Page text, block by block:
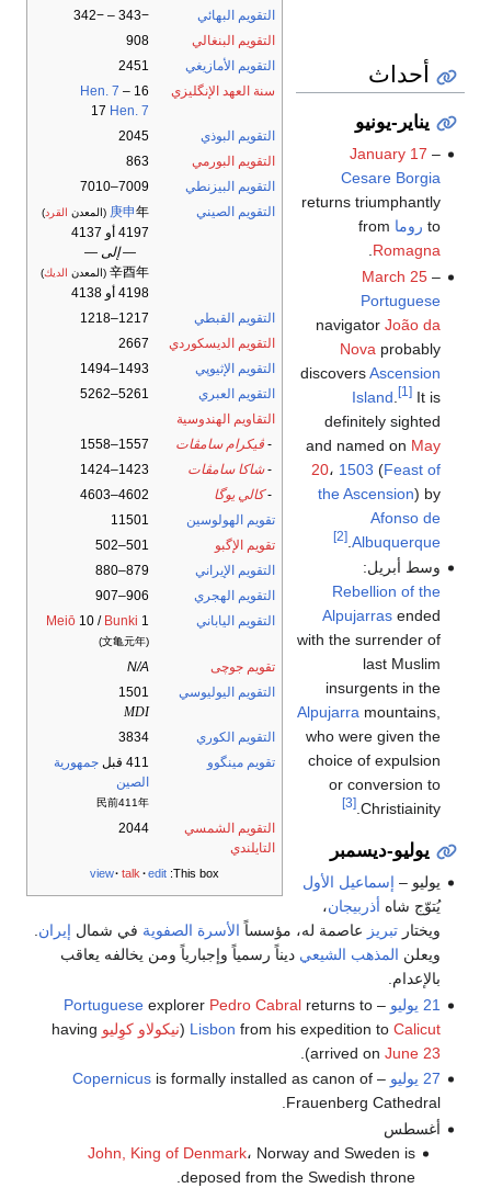
التقويم البهائي
−343 – −342
التقويم البنغالي
908
التقويم الأمازيغي
2451
سنة العهد الإنگليزي
16
Hen. 7 –
17 Hen. 7
التقويم البوذي
2045
التقويم البورمي
863
التقويم البيزنطي
7009–7010
التقويم الصيني
庚申年 (المعدن القرد)
4197 أو 4137
— إلى —
辛酉年 (المعدن الديك)
4198 أو 4138
التقويم القبطي
1217–1218
التقويم الديسكوردي
2667
التقويم الإثيوپي
1493–1494
التقويم العبري
5261–5262
التقاويم الهندوسية
- ڤيكرام سامڤات
1557–1558
-شاكا سامڤات
1423–1424
-كالي يوگا
4602–4603
تقويم الهولوسين
11501
تقويم الإگبو
501–502
التقويم الإيراني
879–880
التقويم الهجري
906–907
التقويم الياباني
Meiō 10 / Bunki 1
(文亀元年)
تقويم جوچى
N/A
التقويم اليوليوسي
1501
MDI
التقويم الكوري
3834
تقويم مينگوو
411 قبل
جمهورية
الصين
民前411年
التقويم الشمسي
التايلندي
2044
This box:
view talk edit
أحداث
يناير-يونيو
January 17 –
Cesare Borgia
returns triumphantly
to روما
Romagna
March 25–
Portuguese
navigator João da
Nova probably
discoversAscension
Island
[1]It is
definitely sighted
and named on May
20، 1503 (Feast of
the Ascension) by
Afonso de
Albuquerque
.
[2]
وسط أبريل:
Rebellion of the
Alpujarrasended
with the surrender of
last Muslim
insurgents in the
Alpujarra mountains,
who were given the
choice of expulsion
or conversion to
Christiainity.
[3]
يوليو-ديسمبر
يوليو – إسماعيل الأول
يُتوّج شاه أذربيجان،
ويختارتبريز عاصمة له، مؤسساً الأسرة الصفوية في شمال إيران.
ويعلن المذهب الشيعي ديناً رسمياً وإجبارياً ومن يخالفه يعاقب
بالإعدام.
21 يوليو
–
Portugueseexplorer Pedro Cabralreturns to
Lisbon from his expedition to Calicut
(نيكولاو كوِليو having
arrived on June 23
).
27 يوليو
–
Copernicusis formally installed as canon of
Frauenberg Cathedral.
أغسطس
John, King of Denmark، Norway and Sweden is
deposed from the Swedish throne.